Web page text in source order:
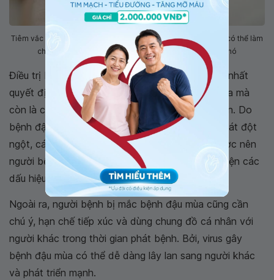
Tiêm vắc xin trong vòng 3−4 ngày kể từ khi tiếp xúc với virus có thể làm
cho bệnh ít nghiêm trọng hoặc có thể giúp ngăn chặn nó
Điều trị bệnh đậu mùa ở trẻ em cho hiệu quả tốt nhất
quyết định không chỉ vào các phương pháp chữa mà
còn là chế độ chăm sóc, kiêng cữ của bệnh nhân. Do
bệnh đậu mùa ở trẻ em rất dễ lây lan và bùng phát đột
ngột, các biến chứng không thể lường trước được nên
người bệnh cần có chế độ ăn sóc tốt khi phát hiện các
dấu hiệu quả bệnh.
Ngoài ra, người bệnh bị mắc bệnh đậu mùa cũng cần
chú ý, hạn chế tiếp xúc và dùng chung đồ cá nhân với
người khác trong thời gian phát bệnh. Bởi, virus gây
bệnh đậu mùa có thể dễ dàng lây lan sang người khác
và phát triển mạnh.